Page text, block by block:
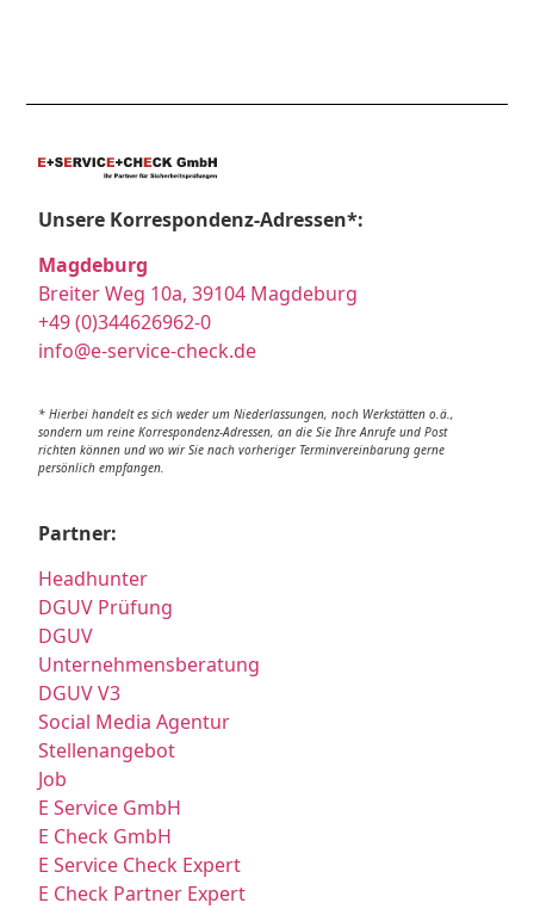
Unsere Korrespondenz-Adressen*:
Magdeburg
Breiter Weg 10a, 39104 Magdeburg
+49 (0)344626962-0
info@e-service-check.de
* Hierbei handelt es sich weder um Niederlassungen, noch Werkstätten o.ä.,
sondern um reine Korrespondenz-Adressen, an die Sie Ihre Anrufe und Post
richten können und wo wir Sie nach vorheriger Terminvereinbarung gerne
persönlich empfangen.
Partner:
Headhunter
DGUV Prüfung
DGUV
Unternehmensberatung
DGUV V3
Social Media Agentur
Stellenangebot
Job
E Service GmbH
E Check GmbH
E Service Check Expert
E Check Partner Expert